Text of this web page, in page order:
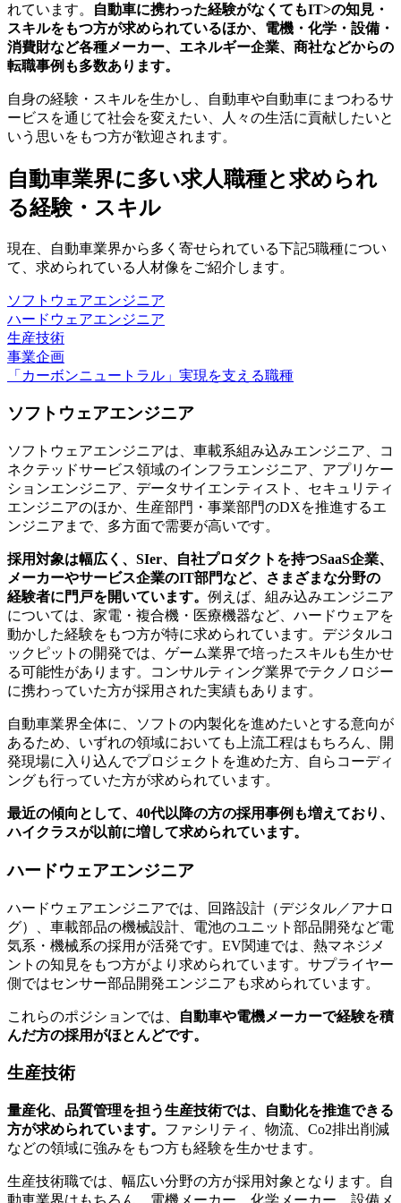
れています。
自動車に携わった経験がなくてもIT>の知見・
スキルをもつ方が求められているほか、電機・化学・設備・
消費財など各種メーカー、エネルギー企業、商社などからの
転職事例も多数あります。
自身の経験・スキルを生かし、自動車や自動車にまつわるサ
ービスを通じて社会を変えたい、人々の生活に貢献したいと
いう思いをもつ方が歓迎されます。
自動車業界に多い求人職種と求められ
る経験・スキル
現在、自動車業界から多く寄せられている下記5職種につい
て、求められている人材像をご紹介します。
ソフトウェアエンジニア
ハードウェアエンジニア
生産技術
事業企画
「カーボンニュートラル」実現を支える職種
ソフトウェアエンジニア
ソフトウェアエンジニアは、車載系組み込みエンジニア、コ
ネクテッドサービス領域のインフラエンジニア、アプリケー
ションエンジニア、データサイエンティスト、セキュリティ
エンジニアのほか、生産部門・事業部門のDXを推進するエ
ンジニアまで、多方面で需要が高いです。
採用対象は幅広く、SIer、自社プロダクトを持つSaaS企業、
メーカーやサービス企業のIT部門など、さまざまな分野の
経験者に門戸を開いています。 例えば、組み込みエンジニア
については、家電・複合機・医療機器など、ハードウェアを
動かした経験をもつ方が特に求められています。デジタルコ
ックピットの開発では、ゲーム業界で培ったスキルも生かせ
る可能性があります。コンサルティング業界でテクノロジー
に携わっていた方が採用された実績もあります。
自動車業界全体に、ソフトの内製化を進めたいとする意向が
あるため、いずれの領域においても上流工程はもちろん、開
発現場に入り込んでプロジェクトを進めた方、自らコーディ
ングも行っていた方が求められています。
最近の傾向として、40代以降の方の採用事例も増えており、
ハイクラスが以前に増して求められています。
ハードウェアエンジニア
ハードウェアエンジニアでは、回路設計（デジタル／アナロ
グ）、車載部品の機械設計、電池のユニット部品開発など電
気系・機械系の採用が活発です。EV関連では、熱マネジメ
ントの知見をもつ方がより求められています。サプライヤー
側ではセンサー部品開発エンジニアも求められています。
これらのポジションでは、
自動車や電機メーカーで経験を積
んだ方の採用がほとんどです。
生産技術
量産化、品質管理を担う生産技術では、自動化を推進できる
方が求められています。 ファシリティ、物流、Co2排出削減
などの領域に強みをもつ方も経験を生かせます。
生産技術職では、幅広い分野の方が採用対象となります。自
動車業界はもちろん、電機メーカー、化学メーカー、設備メ